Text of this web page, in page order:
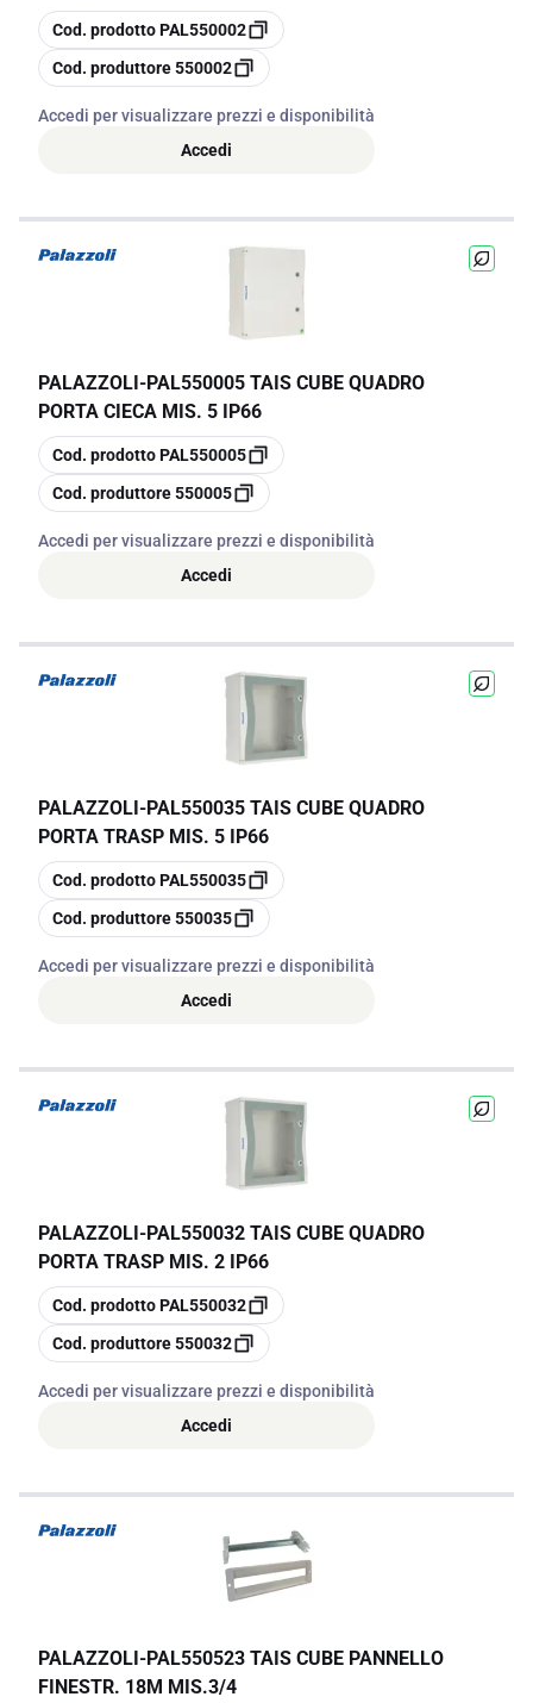
copia
Cod. prodottoPAL550002
copia
Cod. produttore550002
Accedi per visualizzare prezzi e disponibilità
Accedi
PALAZZOLI-PAL550005 TAIS CUBE QUADRO
PORTA CIECA MIS. 5 IP66
copia
Cod. prodottoPAL550005
copia
Cod. produttore550005
Accedi per visualizzare prezzi e disponibilità
Accedi
PALAZZOLI-PAL550035 TAIS CUBE QUADRO
PORTA TRASP MIS. 5 IP66
copia
Cod. prodottoPAL550035
copia
Cod. produttore550035
Accedi per visualizzare prezzi e disponibilità
Accedi
PALAZZOLI-PAL550032 TAIS CUBE QUADRO
PORTA TRASP MIS. 2 IP66
copia
Cod. prodottoPAL550032
copia
Cod. produttore550032
Accedi per visualizzare prezzi e disponibilità
Accedi
PALAZZOLI-PAL550523 TAIS CUBE PANNELLO
FINESTR. 18M MIS.3/4